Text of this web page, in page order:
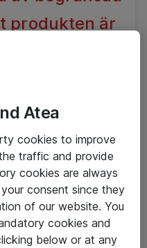
produkten är
Atea
cookies to improve
traffic and provide
cookies are always
consent since they
of our website. You
cookies and
below or at any